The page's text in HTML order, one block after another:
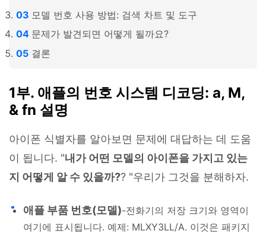
모델 번호 사용 방법: 검색 차트 및 도구
문제가 발견되면 어떻게 될까요?
결론
1부. 애플의 번호 시스템 디코딩: a, M,
& fn 설명
아이폰 식별자를 알아보면 문제에 대답하는 데 도움
이 됩니다. "내가 어떤 모델의 아이폰을 가지고 있는
지 어떻게 알 수 있을까?? "우리가 그것을 분해하자.
애플 부품 번호(모델)-전화기의 저장 크기와 영역이
여기에 표시됩니다. 예제: MLXY3LL/A. 이것은 패키지